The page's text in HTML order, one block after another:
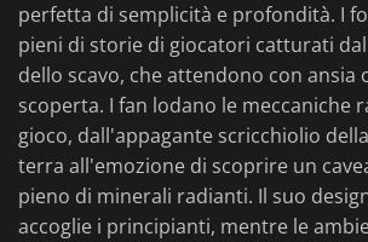
perfetta di semplicità e profondità. I
pieni di storie di giocatori catturati
dello scavo, che attendono con ansia
scoperta. I fan lodano le meccaniche
gioco, dall'appagante scricchiolio
terra all'emozione di scoprire un
pieno di minerali radianti. Il suo
accoglie i principianti, mentre le